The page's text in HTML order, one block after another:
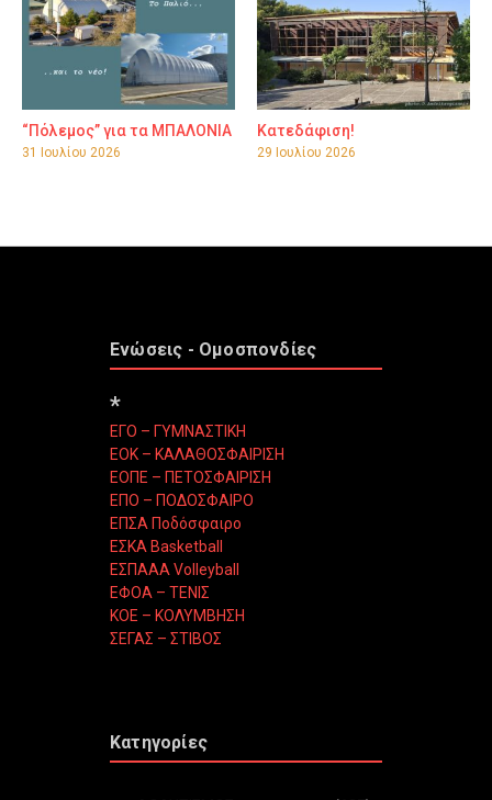
“Πόλεμος” για τα ΜΠΑΛΟΝΙΑ
31 Ιουλίου 2026
Κατεδάφιση!
29 Ιουλίου 2026
Ενώσεις - Ομοσπονδίες
*
ΕΓΟ – ΓΥΜΝΑΣΤΙΚΗ
ΕΟΚ – ΚΑΛΑΘΟΣΦΑΙΡΙΣΗ
ΕΟΠΕ – ΠΕΤΟΣΦΑΙΡΙΣΗ
ΕΠΟ – ΠΟΔΟΣΦΑΙΡΟ
ΕΠΣΑ Ποδόσφαιρο
ΕΣΚΑ Basketball
ΕΣΠΑΑΑ Volleyball
ΕΦΟΑ – ΤΕΝΙΣ
ΚΟΕ – ΚΟΛΥΜΒΗΣΗ
ΣΕΓΑΣ – ΣΤΙΒΟΣ
Κατηγορίες